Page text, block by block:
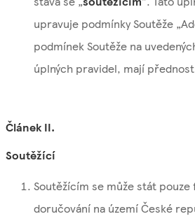
upravuje podmínky Soutěže
podmínek Soutěže na
úplných pravidel, mají
Článek II.
Soutěžící
Soutěžícím se může stát
doručování na území České